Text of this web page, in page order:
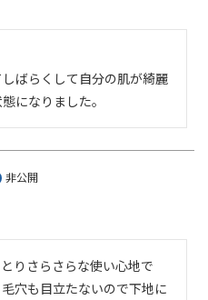
ばらくして自分の肌が綺麗
非公開
りさらさらな使い心地で
穴も目立たないので下地に